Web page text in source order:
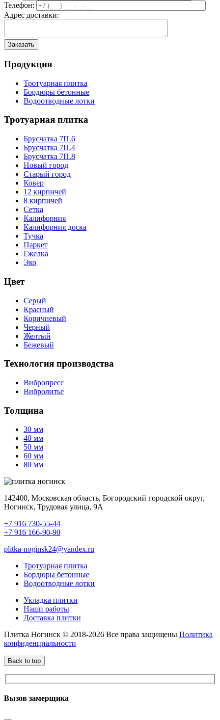
Телефон:
Адрес доставки:
Продукция
Тротуарная плитка
Бордюры бетонные
Водоотводные лотки
Тротуарная плитка
Брусчатка 7П.6
Брусчатка 7П.4
Брусчатка 7П.8
Новый город
Старый город
Ковер
12 кирпичей
8 кирпичей
Сетка
Калифорния
Калифорния доска
Тучка
Паркет
Гжелка
Эко
Цвет
Серый
Красный
Коричневый
Черный
Желтый
Бежевый
Технология производства
Вибропресс
Вибролитье
Толщина
30 мм
40 мм
50 мм
60 мм
80 мм
142400, Московская область, Богородский городской округ,
Ногинск, Трудовая улица, 9А
+7 916 730-55-44
+7 916 166-90-90
plitka-noginsk24@yandex.ru
Тротуарная плитка
Бордюры бетонные
Водоотводные лотки
Укладка плитки
Наши работы
Доставка плитки
Плитка Ногинск © 2018-2026 Все права защищены Политика
конфиденциальности
Back to top
Вызов замерщика